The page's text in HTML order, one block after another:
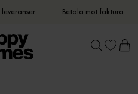
leveranser Betala mot faktura